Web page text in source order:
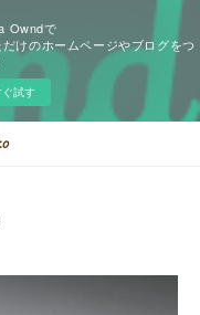
Owndで
けのホームページやブログをつ
試す